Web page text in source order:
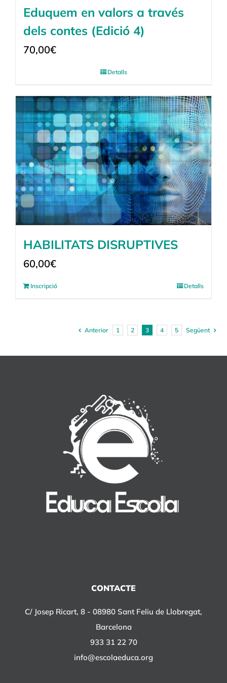
Eduquem en valors a través
dels contes (Edició 4)
70,00€
Detalls
HABILITATS DISRUPTIVES
60,00€
Inscripció Detalls
Anterior 1 2 3 4 5 Següent
CONTACTE
C/ Josep Ricart, 8 - 08980 Sant Feliu de Llobregat,
Barcelona
933 31 22 70
info@escolaeduca.org